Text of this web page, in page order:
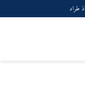
طراد